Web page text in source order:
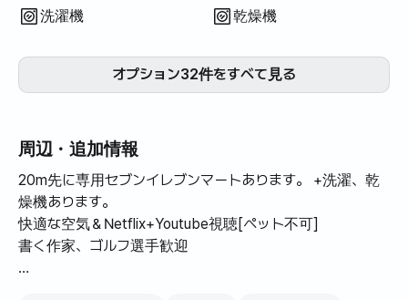
洗濯機 乾燥機
オプション32件をすべて見る
周辺・追加情報
20m先に専用セブンイレブンマートあります。 +洗濯、乾
燥機あります。
快適な空気＆Netflix+Youtube視聴[ペット不可]
書く作家、ゴルフ選手歓迎